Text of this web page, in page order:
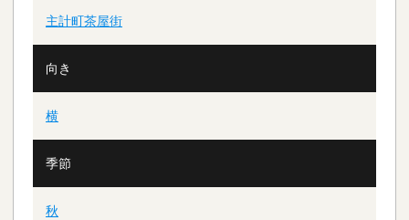
主計町茶屋街
向き
横
季節
秋